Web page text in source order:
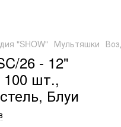
"SHOW" Мультяшки
26 - 12"
шт.,
Блуи